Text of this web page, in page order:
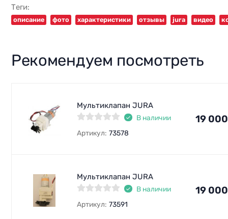
Теги:
описание фото характеристики отзывы jura видео
Рекомендуем посмотреть
Мультиклапан JURA
В наличии
Артикул: 73578
19 000
Мультиклапан JURA
В наличии
Артикул: 73591
19 000